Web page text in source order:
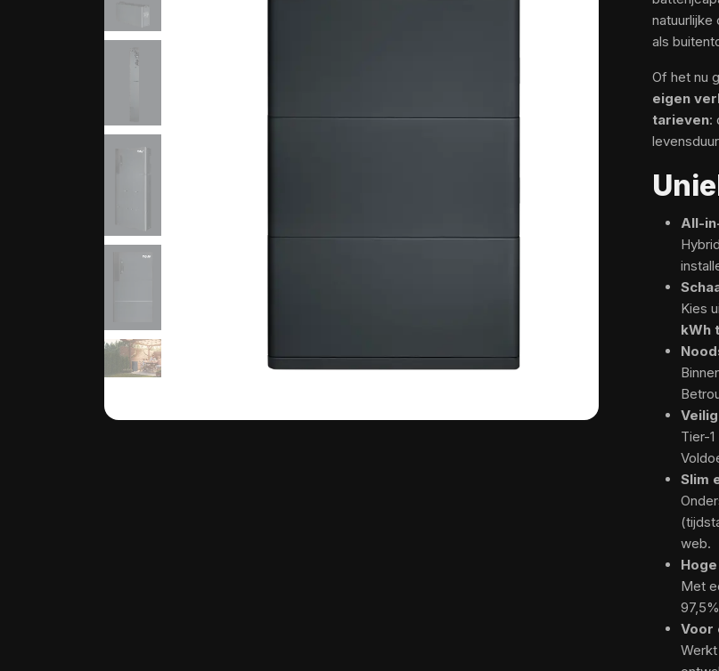
als
Of het nu
eigen
tarieven:
All-
Kies
kWh
Tier-
Slim
web.
Met
Voor